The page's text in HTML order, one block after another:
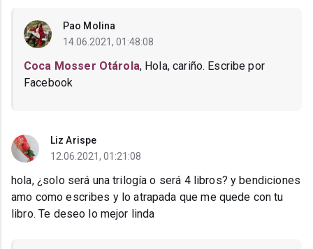
Pao Molina
14.06.2021, 01:48:08
Coca Mosser Otárola, Hola, cariño. Escribe por
Facebook
Liz Arispe
12.06.2021, 01:21:08
hola, ¿solo será una trilogía o será 4 libros? y bendiciones
amo como escribes y lo atrapada que me quede con tu
libro. Te deseo lo mejor linda